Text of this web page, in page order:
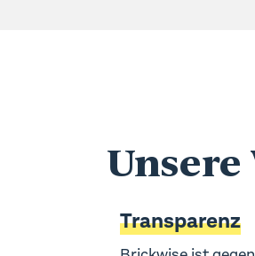
Unsere
Transparenz